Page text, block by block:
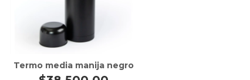
Termo media manija negro